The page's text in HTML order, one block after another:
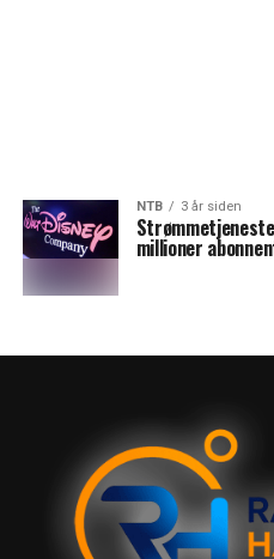
NTB 3 år siden
millioner